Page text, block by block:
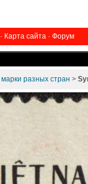
· Карта сайта · Форум
разных стран >